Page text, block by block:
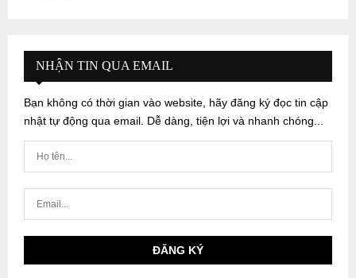
NHẬN TIN QUA EMAIL
Bạn không có thời gian vào website, hãy đăng ký đọc tin cập
nhật tự động qua email. Dễ dàng, tiện lợi và nhanh chóng...